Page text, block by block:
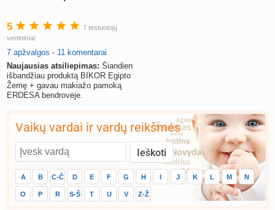
5
7 testuotojų
vertinimai
7 apžvalgos - 11 komentarai
Naujausias atsiliepimas: Šiandien
išbandžiau produktą BIKOR Egipto
Žemę + gavau makiažo pamoką
ERDESA bendrovėje.
Vaikų vardai ir vardų reikšmės
A B C-Č D E F G H I J K L M N
O P R S-Š T U V Z-Ž